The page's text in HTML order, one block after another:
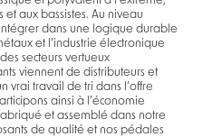
aux bassistes. Au niveau
dans une logique durable
et l’industrie électronique
secteurs vertueux
viennent de distributeurs et
vrai travail de tri dans l’offre
ainsi à l’économie
et assemblé dans notre
de qualité et nos pédales